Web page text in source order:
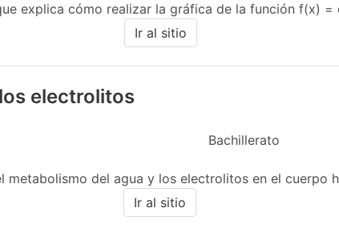
explica cómo realizar la gráfica de la función f(x) =
Ir al sitio
electrolitos
Bachillerato
del agua y los electrolitos en el cuerpo
Ir al sitio